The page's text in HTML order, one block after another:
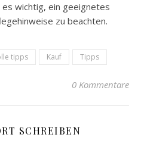
wichtig, ein geeignetes
zu beachten.
tipps Kauf Tipps
0 Kommentare
SCHREIBEN